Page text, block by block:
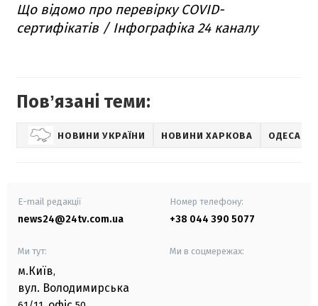
Що відомо про перевірку COVID-
сертифікатів / Інфографіка 24 каналу
Повʼязані теми:
НОВИНИ УКРАЇНИ НОВИНИ ХАРКОВА ОДЕСА
E-mail редакції
news24@24tv.com.ua
Номер телефону:
+38 044 390 5077
Ми тут:
м.Київ,
вул. Володимирська
Ми в соцмережах: